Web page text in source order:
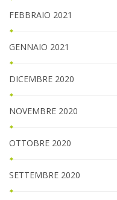
FEBBRAIO 2021
GENNAIO 2021
DICEMBRE 2020
NOVEMBRE 2020
OTTOBRE 2020
SETTEMBRE 2020